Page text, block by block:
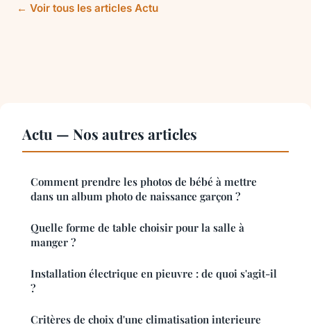
← Voir tous les articles Actu
Actu — Nos autres articles
Comment prendre les photos de bébé à mettre
dans un album photo de naissance garçon ?
Quelle forme de table choisir pour la salle à
manger ?
Installation électrique en pieuvre : de quoi s'agit-il
?
Critères de choix d'une climatisation interieure